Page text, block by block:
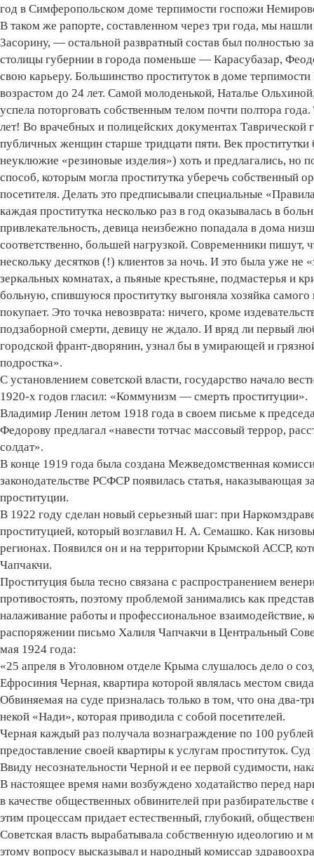
год в Симферопольском доме терпимости госпожи
В таком же рапорте, составленном через три года, мы
Засорину, — остальной развратный состав был полностью
столицы губернии в города поменьше — Карасубазар,
свою карьеру. Большинство проституток в доме
возрастом до 24 лет. Самой молоденькой, Наталье
успела поторговать собственным телом почти полтора
лет! Во врачебных и полицейских документах
публичных женщин старше тридцати пяти. Век
неуклюжие «резиновые изделия») хоть и предлагались, но
способ, которым могла проститутка уберечь собственный
посетителя. Делать это предписывали специальные
каждая проститутка несколько раз в год оказывалась в
привлекательность, девица неизбежно попадала в дома
соответственно, большей нагрузкой. Современники пишут,
нескольку десятков (!) клиентов за ночь. И это была уже
зеркальных комнатах, а пьяные крестьяне, подмастерья и
больную, спившуюся проститутку выгоняла хозяйка
покупает. Это точка невозврата: ничего, кроме
подзаборной смерти, девицу не ждало. И вряд ли первый
городской франт-дворянин, узнал бы в умирающей и
подростка».
С установлением советской власти, государство начало
1920-х годов гласил: «Коммунизм — смерть проституции».
Владимир Ленин летом 1918 года в своем письме к
Федорову предлагал «навести тотчас массовый террор,
солдат».
В конце 1919 года была создана Межведомственная
законодательстве РСФСР появилась статья, наказывающая
проституции.
В 1922 году сделан новый серьезный шаг: при
проституцией, который возглавил Н. А. Семашко. Как
регионах. Появился он и на территории Крымской АССР,
Чапчакчи.
Проституция была тесно связана с распространением
противостоять, поэтому проблемой занимались как
налаживание работы и профессиональное взаимодействие,
распоряжении письмо Халиля Чапчакчи в Центральный
мая 1924 года:
«25 апреля в Уголовном отделе Крыма слушалось дело о
Ефросиния Черная, квартира которой являлась местом
Обвиняемая на суде призналась только в том, что она два-
некой «Нади», которая приводила с собой посетителей.
Черная каждый раз получала вознаграждение по 100
предоставление своей квартиры к услугам проституток.
Ввиду несознательности Черной и ее первой судимости,
В настоящее время нами возбуждено ходатайство перед
в качестве общественных обвинителей при
этим процессам придает естественный, глубокий,
Советская власть вырабатывала собственную идеологию
этому вопросу высказывал и народный комиссар